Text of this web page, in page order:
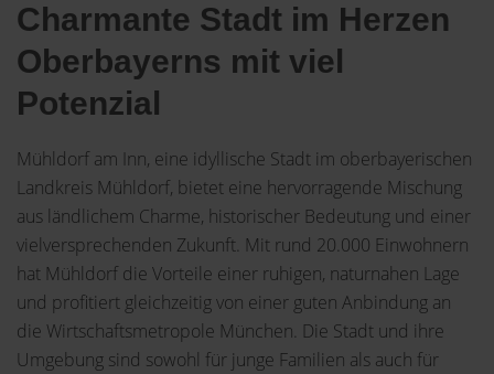
Charmante Stadt im Herzen
Oberbayerns mit viel
Potenzial
Mühldorf am Inn, eine idyllische Stadt im oberbayerischen
Landkreis Mühldorf, bietet eine hervorragende Mischung
aus ländlichem Charme, historischer Bedeutung und einer
vielversprechenden Zukunft. Mit rund 20.000 Einwohnern
hat Mühldorf die Vorteile einer ruhigen, naturnahen Lage
und profitiert gleichzeitig von einer guten Anbindung an
die Wirtschaftsmetropole München. Die Stadt und ihre
Umgebung sind sowohl für junge Familien als auch für